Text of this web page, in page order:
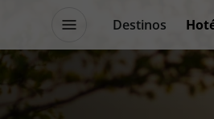
Destinos
Promoções